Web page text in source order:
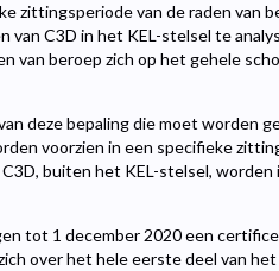
zittingsperiode van de raden van
van C3D in het KEL-stelsel te
van beroep zich op het gehele
deze bepaling die moet worden
voorzien in een specifieke
buiten het KEL-stelsel,
tot 1 december 2020 een
over het hele eerste deel van